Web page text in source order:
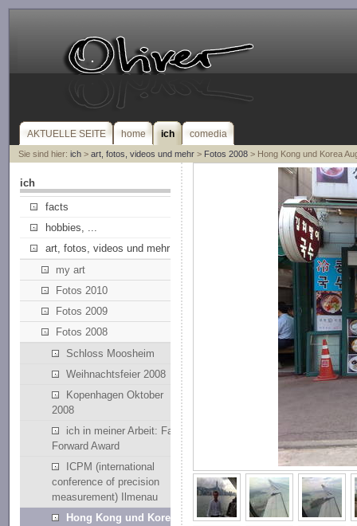
AKTUELLE SEITE home ich comedia
Sie sind hier: ich> art, fotos, videos und mehr> Fotos 2008> Hong Kong und Korea
ich
facts
hobbies, ...
art, fotos, videos und mehr
my art
Fotos 2010
Fotos 2009
Fotos 2008
Schloss Moosheim
Weihnachtsfeier 2008
Kopenhagen Oktober
2008
ich in meiner Arbeit: Fast
Forward Award
ICPM (international
conference of precision
measurement) Ilmenau
Hong Kong und Korea